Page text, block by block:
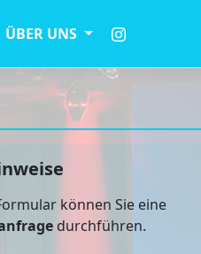
ÜBER UNS
können Sie eine
durchführen.